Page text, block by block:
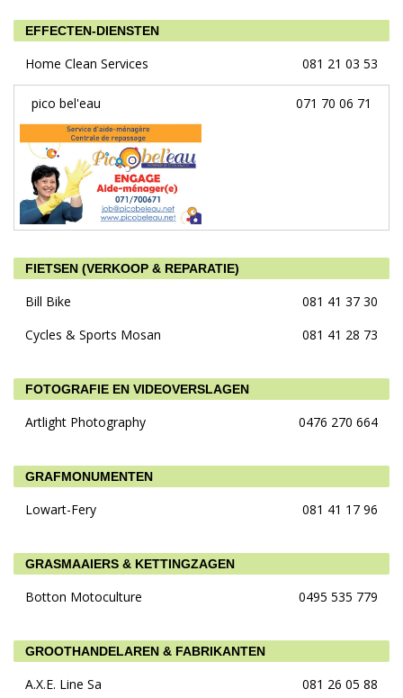
EFFECTEN-DIENSTEN
Home Clean Services 081 21 03 53
pico bel'eau 071 70 06 71
FIETSEN (VERKOOP & REPARATIE)
Bill Bike
081 41 37 30
Cycles & Sports Mosan
081 41 28 73
FOTOGRAFIE EN VIDEOVERSLAGEN
Artlight Photography 0476 270 664
GRAFMONUMENTEN
Lowart-Fery 081 41 17 96
GRASMAAIERS & KETTINGZAGEN
Botton Motoculture 0495 535 779
GROOTHANDELAREN & FABRIKANTEN
A.X.E. Line Sa
081 26 05 88